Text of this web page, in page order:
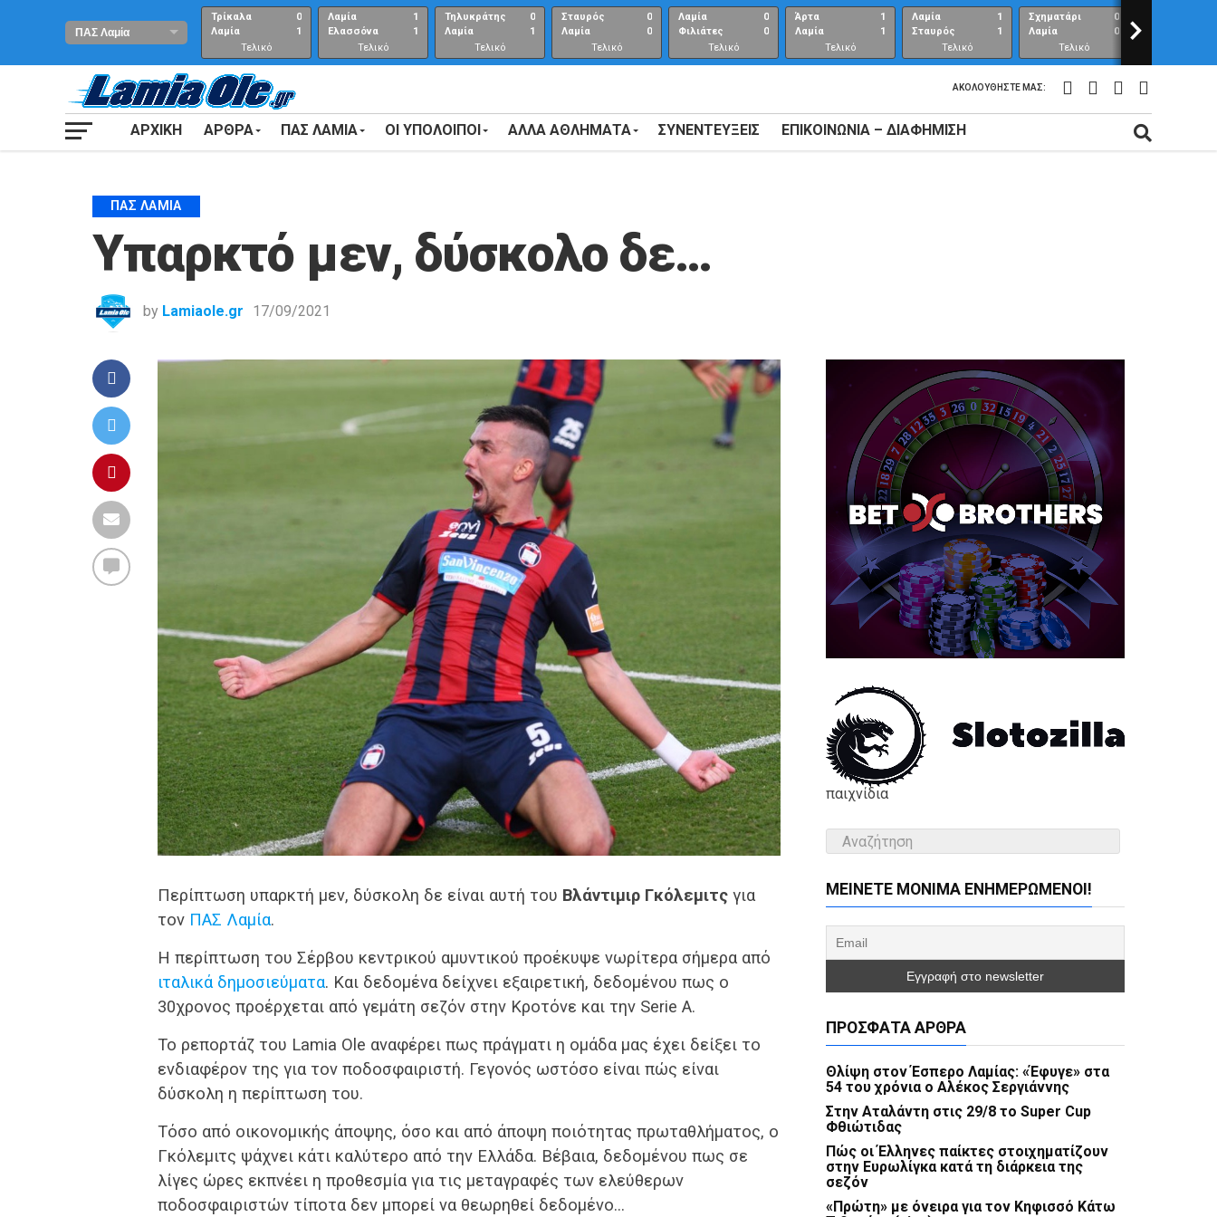
Τρίκαλα
Λαμία
0
1
Τελικό
αποτέλεσμα
Λαμία
Ελασσόνα
1
1
Τελικό
Αποτέλεσμα
Τηλυκράτης
Λαμία
0
1
Τελικό
αποτέλεσμα
Σταυρός
Λαμία
0
0
Τελικό
αποτέλεσμα
Λαμία
Φιλιάτες
0
0
Τελικό
Αποτέλεσμα
Άρτα
Λαμία
1
1
Τελικό
αποτέλεσμα
Λαμία
Σταυρός
1
1
Τελικό
αποτέλεσμα
Σχηματάρι
Λαμία
0
0
Τελικό
αποτέλεσμα
>
ΑΚΟΛΟΥΘΉΣΤΕ ΜΑΣ:
ΑΡΧΙΚΗ ΑΡΘΡΑ ΠΑΣ ΛΑΜΙΑ ΟΙ ΥΠΟΛΟΙΠΟΙ ΑΛΛΑ ΑΘΛΗΜΑΤΑ ΣΥΝΕΝΤΕΎΞΕΙΣ ΕΠΙΚΟΙΝΩΝΊΑ – ΔΙΑΦΉΜΙΣΗ
ΠΑΣ ΛΑΜΊΑ
Υπαρκτό μεν, δύσκολο δε…
by Lamiaole.gr 17/09/2021
Περίπτωση υπαρκτή μεν, δύσκολη δε είναι αυτή του Βλάντιμιρ Γκόλεμιτς για
τον ΠΑΣ Λαμία.
Η περίπτωση του Σέρβου κεντρικού αμυντικού προέκυψε νωρίτερα σήμερα από
ιταλικά δημοσιεύματα. Και δεδομένα δείχνει εξαιρετική, δεδομένου πως ο
30χρονος προέρχεται από γεμάτη σεζόν στην Κροτόνε και την Serie A.
Το ρεπορτάζ του Lamia Ole αναφέρει πως πράγματι η ομάδα μας έχει δείξει το
ενδιαφέρον της για τον ποδοσφαιριστή. Γεγονός ωστόσο είναι πώς είναι
δύσκολη η περίπτωση του.
Τόσο από οικονομικής άποψης, όσο και από άποψη ποιότητας πρωταθλήματος, ο
Γκόλεμιτς ψάχνει κάτι καλύτερο από την Ελλάδα. Βέβαια, δεδομένου πως σε
λίγες ώρες εκπνέει η προθεσμία για τις μεταγραφές των ελεύθερων
ποδοσφαιριστών τίποτα δεν μπορεί να θεωρηθεί δεδομένο…
παιχνίδια
ΜΕΊΝΕΤΕ ΜΌΝΙΜΑ ΕΝΗΜΕΡΏΜΕΝΟΙ!
ΠΡΌΣΦΑΤΑ ΆΡΘΡΑ
Θλίψη στον Έσπερο Λαμίας: «Έφυγε» στα
54 του χρόνια ο Αλέκος Σεργιάννης
Στην Αταλάντη στις 29/8 το Super Cup
Φθιώτιδας
Πώς οι Έλληνες παίκτες στοιχηματίζουν
στην Ευρωλίγκα κατά τη διάρκεια της
σεζόν
«Πρώτη» με όνειρα για τον Κηφισσό Κάτω